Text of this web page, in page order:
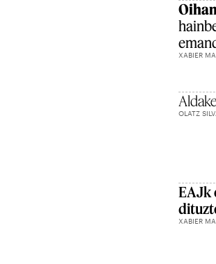
XABIER
OLATZ
EAJk
XABIER